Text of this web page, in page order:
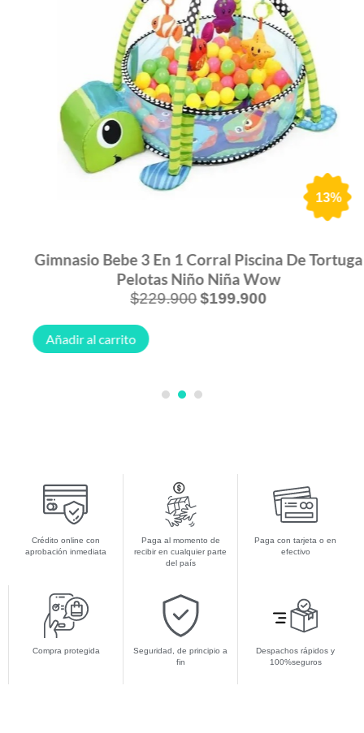
13%
Gimnasio Bebe 3 En 1 Corral Piscina De Tortuga
Pelotas Niño Niña Wow
229.900$199.900
Añadir al carrito
Crédito online con
aprobación inmediata
Paga al momento de
recibir en cualquier parte
del país
Paga con tarjeta o en
efectivo
Compra protegida
Seguridad, de principio a
fin
Despachos rápidos y
100%seguros